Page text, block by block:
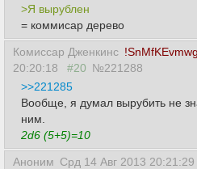
>Я вырублен
= коммисар дерево
Комиссар Дженкинс !SnMfKEvmwg
20:20:18
#20 №221288
>>221285
Вообще, я думал вырубить не
ним.
2d6 (5+5)=10
Аноним Срд 14 Авг 2013 20:21:29